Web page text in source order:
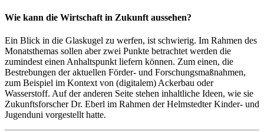
Wie kann die Wirtschaft in Zukunft aussehen?
Ein Blick in die Glaskugel zu werfen, ist schwierig. Im Rahmen des
Monatsthemas sollen aber zwei Punkte betrachtet werden die
zumindest einen Anhaltspunkt liefern können. Zum einen, die
Bestrebungen der aktuellen Förder- und Forschungsmaßnahmen,
zum Beispiel im Kontext von (digitalem) Ackerbau oder
Wasserstoff. Auf der anderen Seite stehen inhaltliche Ideen, wie sie
Zukunftsforscher Dr. Eberl im Rahmen der Helmstedter Kinder- und
Jugenduni vorgestellt hatte.